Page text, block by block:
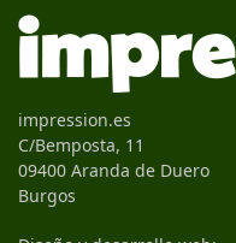
impression.es
C/Bemposta, 11
09400 Aranda de Duero
Burgos